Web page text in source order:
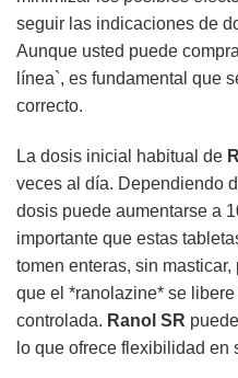
seguir las indicaciones de
Aunque usted puede
línea`, es fundamental que
correcto.
La dosis inicial habitual de
veces al día. Dependiendo
dosis puede aumentarse a
importante que estas
tomen enteras, sin
que el *ranolazine* se
controlada. Ranol SR
lo que ofrece flexibilidad en